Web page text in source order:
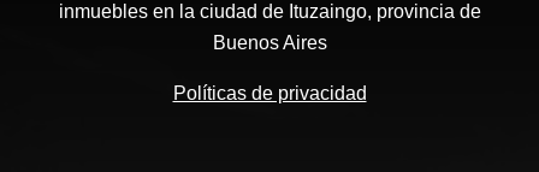
inmuebles en la ciudad de Ituzaingo, provincia de
Buenos Aires
Políticas de privacidad